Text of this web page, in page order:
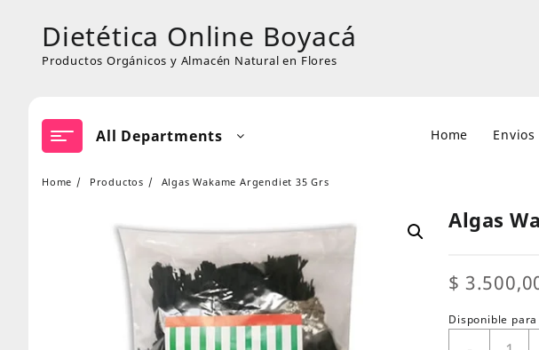
contentDietética Online Boyacá
Productos Orgánicos y Almacén Natural en Flores
All Departments Home Envios
Home Productos Algas Wakame Argendiet 35 Grs
Algas
$
Disponible